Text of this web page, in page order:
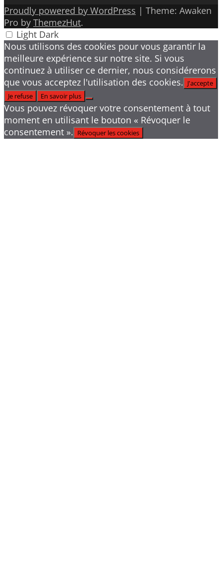
Proudly powered by WordPress | Theme: Awaken
Pro by ThemezHut.
Light Dark
Nous utilisons des cookies pour vous garantir la
meilleure expérience sur notre site. Si vous
continuez à utiliser ce dernier, nous considérerons
que vous acceptez l'utilisation des cookies. J'accepte
Je refuse
En savoir plus
Vous pouvez révoquer votre consentement à tout
moment en utilisant le bouton « Révoquer le
consentement ». Révoquer les cookies